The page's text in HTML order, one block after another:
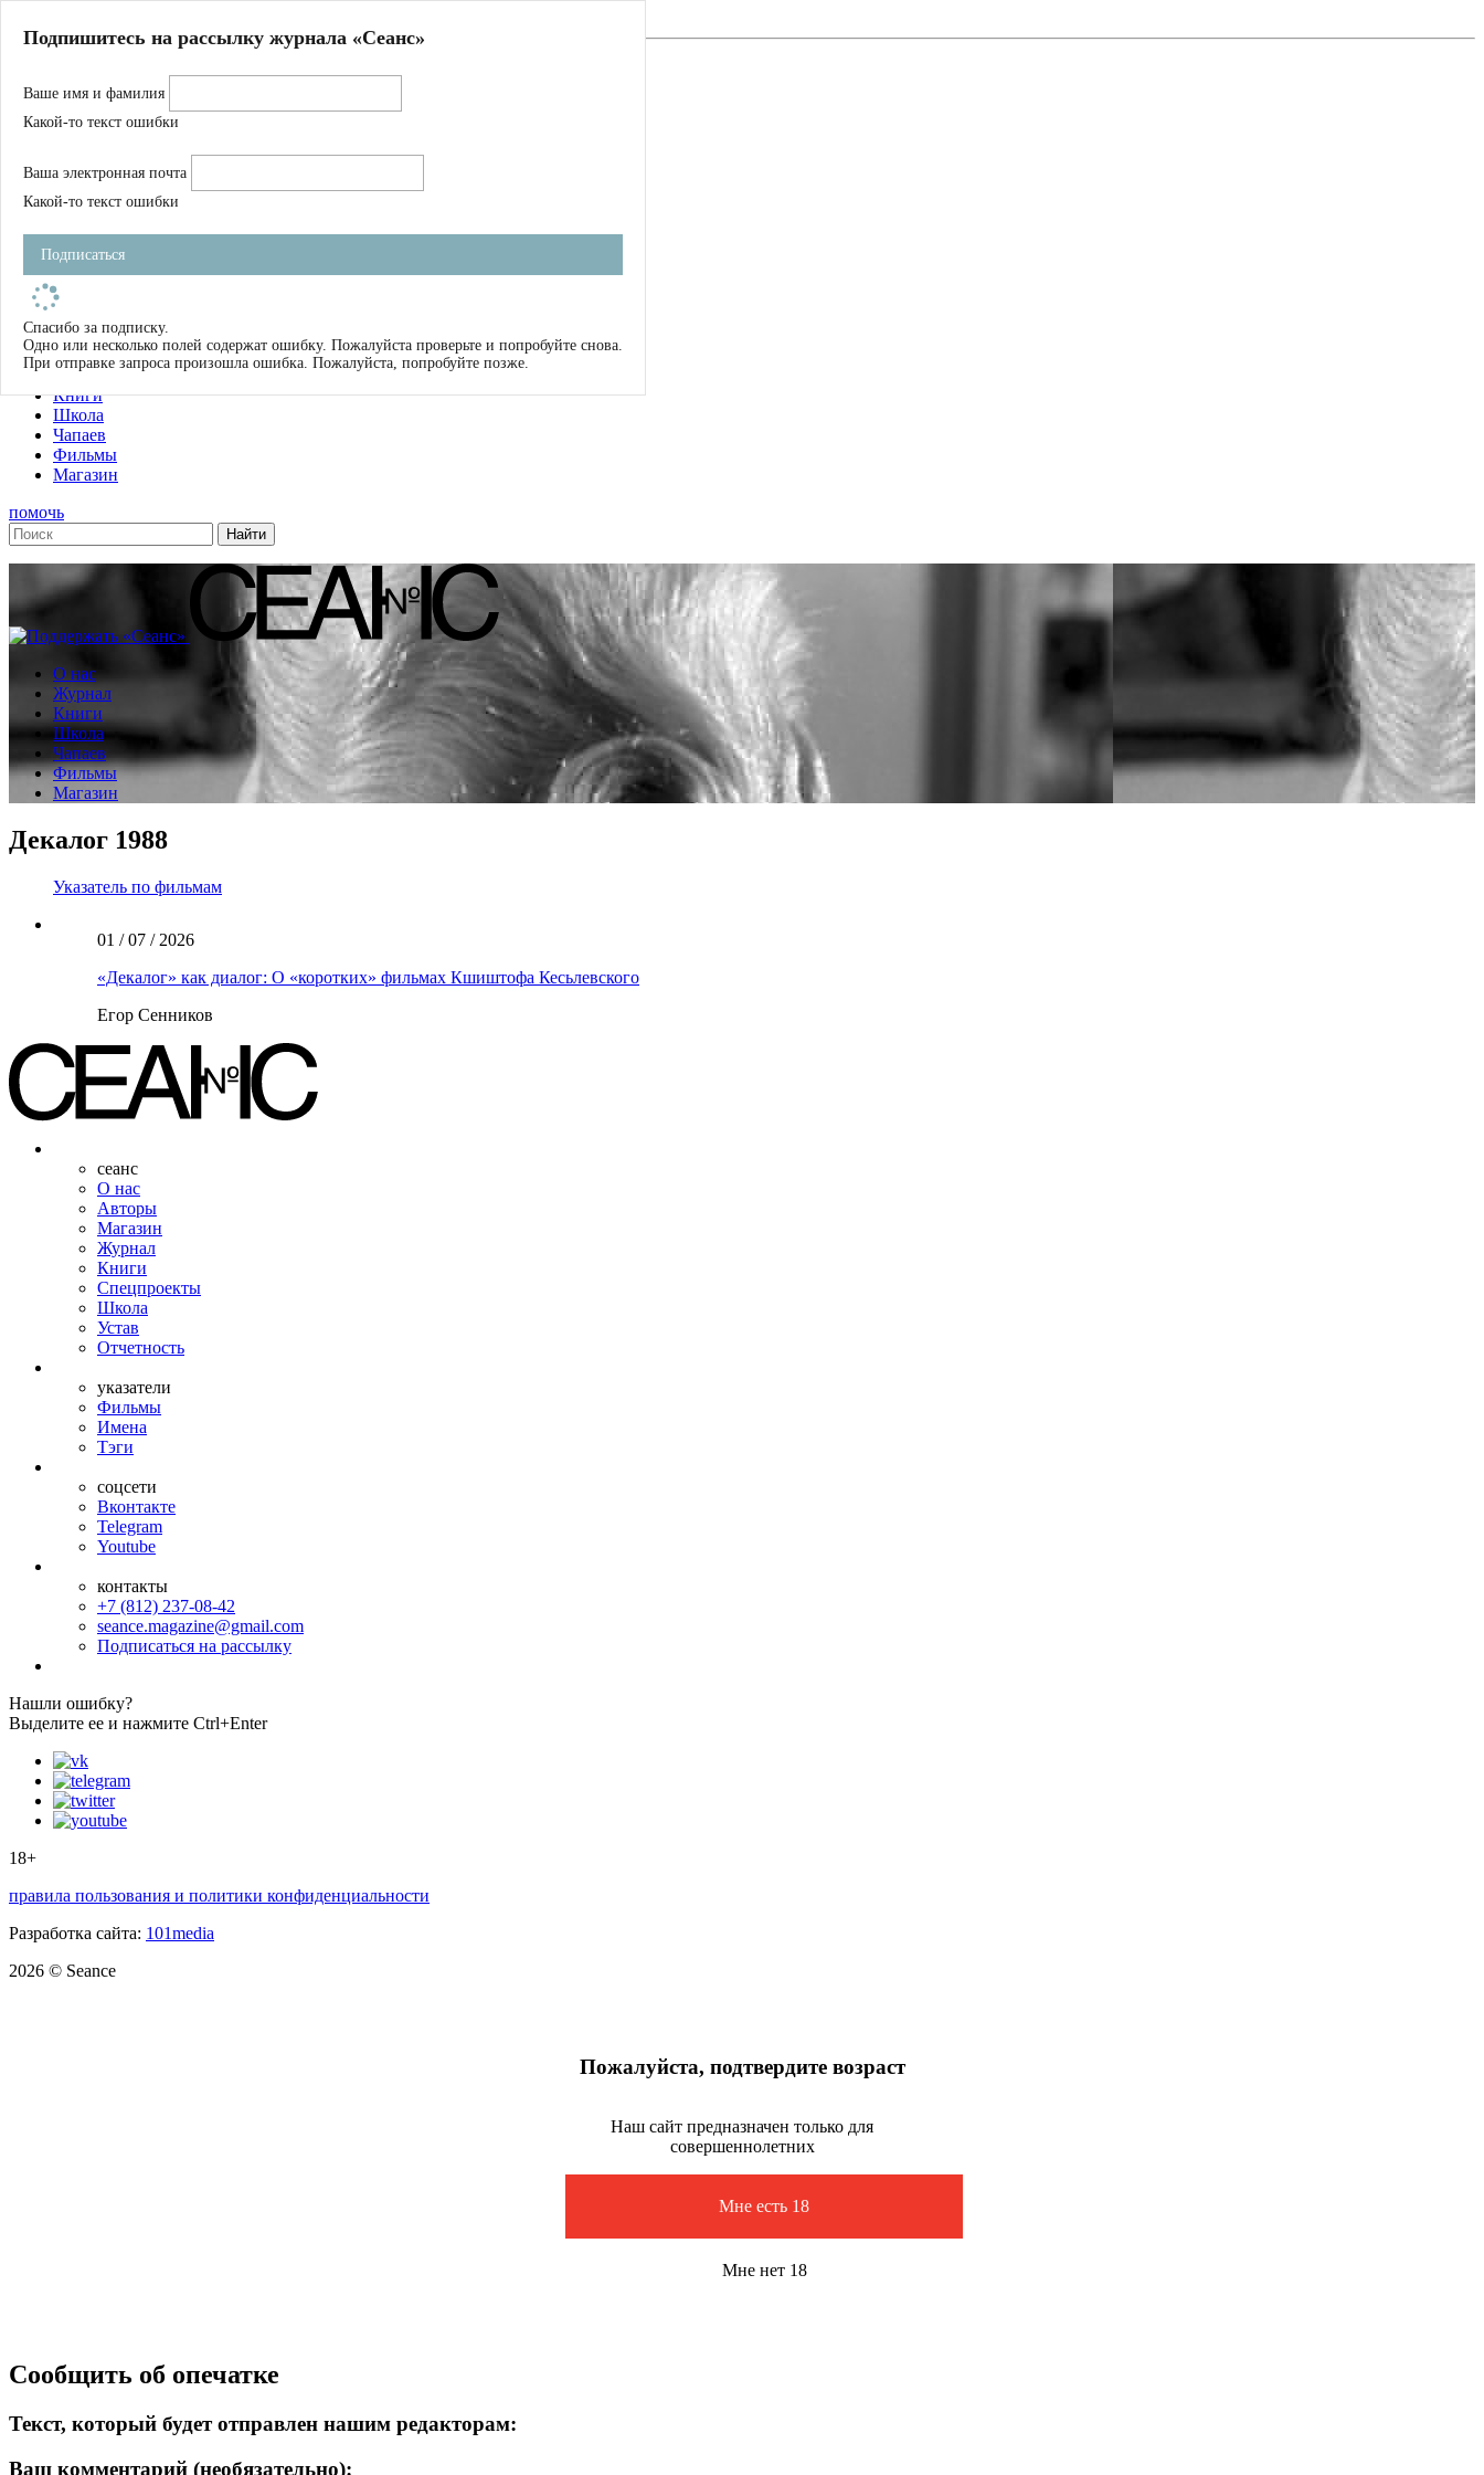
Магазин
Журнал
Школа
Устав
Фильмы
Имена
Тэги
О нас
Журнал
Книги
Школа
Чапаев
Фильмы
Магазин
помочь
О нас
Журнал
Книги
Школа
Чапаев
Фильмы
Магазин
Декалог 1988
Указатель по фильмам
01 / 07 / 2026
«Декалог» как диалог: О «коротких» фильмах Кшиштофа Кесьлевского
Егор Сенников
сеанс
О нас
Авторы
Магазин
Журнал
Книги
Спецпроекты
Школа
Устав
Отчетность
указатели
Фильмы
Имена
Тэги
соцсети
Вконтакте
Telegram
Youtube
контакты
+7 (812) 237-08-42
seance.magazine@gmail.com
Подписаться на рассылку
Подпишитесь на рассылку журнала «Сеанс»
Ваше имя и фамилия
Какой-то текст ошибки
Ваша электронная почта
Какой-то текст ошибки
Подписаться
Спасибо за подписку.
Одно или несколько полей содержат ошибку. Пожалуйста проверьте и попробуйте снова.
При отправке запроса произошла ошибка. Пожалуйста, попробуйте позже.
Нашли ошибку?
Выделите ее и нажмите Ctrl+Enter
18+
правила пользования и политики конфиденциальности
Разработка сайта: 101media
2026 © Seance
Пожалуйста, подтвердите возраст
Наш сайт предназначен только для
совершеннолетних
Мне есть 18
Мне нет 18
Сообщить об опечатке
Текст, который будет отправлен нашим редакторам:
Ваш комментарий (необязательно):